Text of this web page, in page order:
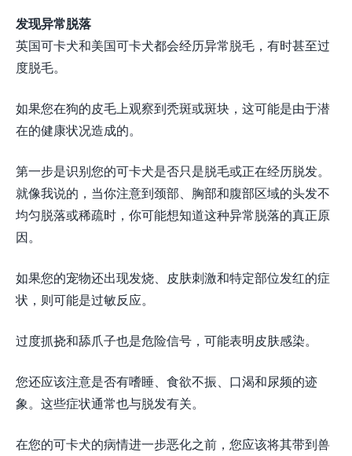
发现异常脱落
英国可卡犬和美国可卡犬都会经历异常脱毛，有时甚至过
度脱毛。
如果您在狗的皮毛上观察到秃斑或斑块，这可能是由于潜
在的健康状况造成的。
第一步是识别您的可卡犬是否只是脱毛或正在经历脱发。
就像我说的，当你注意到颈部、胸部和腹部区域的头发不
均匀脱落或稀疏时，你可能想知道这种异常脱落的真正原
因。
如果您的宠物还出现发烧、皮肤刺激和特定部位发红的症
状，则可能是过敏反应。
过度抓挠和舔爪子也是危险信号，可能表明皮肤感染。
您还应该注意是否有嗜睡、食欲不振、口渴和尿频的迹
象。这些症状通常也与脱发有关。
在您的可卡犬的病情进一步恶化之前，您应该将其带到兽